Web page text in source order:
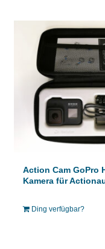
Action Cam GoPro
Kamera für
Ding verfügbar?